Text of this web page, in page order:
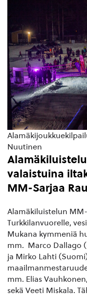
Nuutinen
valaistuina
MM-Sarjaa
Alamäkiluistelun
Turkkilanvuorelle,
Mukana kymmeniä
mm. Marco Dallago
ja Mirko Lahti
mm. Elias
sekä Veeti Miskala.